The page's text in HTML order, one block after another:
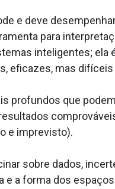
e deve
para
inteligentes; ela
eficazes, mas
que
e imprevisto).
sobre dados,
a forma dos